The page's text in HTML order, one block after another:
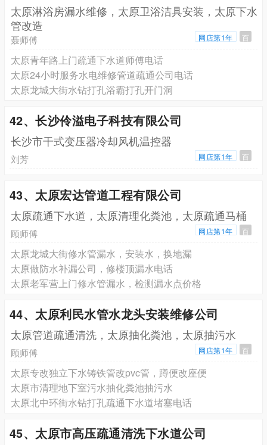
太原淋浴房漏水维修，太原卫浴洁具安装，太原下水
管改造
聂师傅 网店第1年 百
太原青年路上门疏通下水道师傅电话
太原24小时服务水电维修管道疏通公司电话
太原龙城大街水钻打孔浴霸打孔开门洞
42、长沙伶溢电子科技有限公司
长沙市干式变压器冷却风机温控器
刘芳 网店第1年 百
43、太原宏达管道工程有限公司
太原疏通下水道，太原清理化粪池，太原疏通马桶
顾师傅 网店第1年 百
太原龙城大街修水管漏水，安装水，换地漏
太原做防水补漏公司，修楼顶漏水电话
太原老军营上门修水管漏水，检测漏水点价格
44、太原利民水管水龙头安装维修公司
太原管道疏通清洗，太原抽化粪池，太原抽污水
顾师傅 网店第1年 百
太原专改独立下水铸铁管改pvc管，蹲便改座便
太原市清理地下室污水抽化粪池抽污水
太原北中环街水钻打孔疏通下水道堵塞电话
45、太原市高压疏通清洗下水道公司